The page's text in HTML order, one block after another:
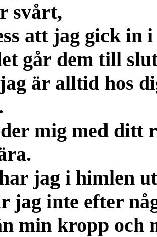
svårt,
att jag gick in i
går dem till
är alltid hos
mig med ditt
jag i himlen
jag inte efter
min kropp och